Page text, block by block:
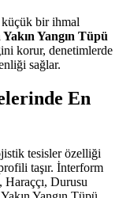
küçük bir ihmal
Yangın Tüpü
korur, denetimlerde
sağlar.
En
tesisler özelliği
taşır. İnterform
Haraççı, Durusu